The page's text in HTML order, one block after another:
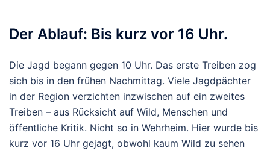
Der Ablauf: Bis kurz vor 16 Uhr.
Die Jagd begann gegen 10 Uhr. Das erste Treiben zog
sich bis in den frühen Nachmittag. Viele Jagdpächter
in der Region verzichten inzwischen auf ein zweites
Treiben – aus Rücksicht auf Wild, Menschen und
öffentliche Kritik. Nicht so in Wehrheim. Hier wurde bis
kurz vor 16 Uhr gejagt, obwohl kaum Wild zu sehen